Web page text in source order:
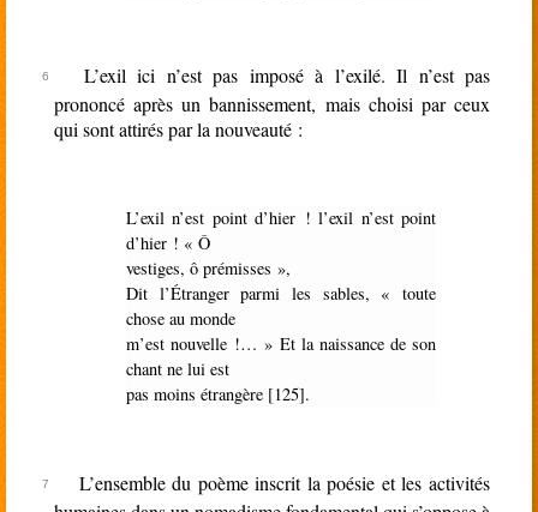
L’exil ici n’est pas imposé à l’exilé. Il n’est pas
prononcé après un bannissement, mais choisi par ceux
qui sont attirés par la nouveauté :
L’exil n’est point d’hier ! l’exil n’est point
d’hier ! « Ô
vestiges, ô prémisses »,
Dit l’Étranger parmi les sables, « toute
chose au monde
m’est nouvelle !… » Et la naissance de son
chant ne lui est
pas moins étrangère [125].
L’ensemble du poème inscrit la poésie et les activités